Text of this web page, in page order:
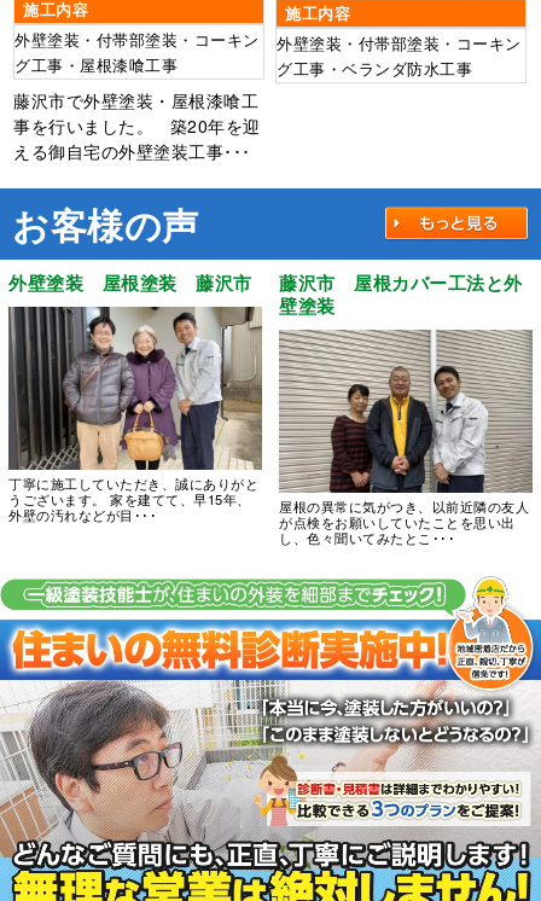
施工内容
外壁塗装・付帯部塗装・コーキン
グ工事・屋根漆喰工事
藤沢市で外壁塗装・屋根漆喰工
事を行いました。 築20年を迎
える御自宅の外壁塗装工事･･･
施工内容
外壁塗装・付帯部塗装・コーキン
グ工事・ベランダ防水工事
お客様の声
外壁塗装 屋根塗装 藤沢市
丁寧に施工していただき、誠にありがと
うございます。 家を建てて、早15年、
外壁の汚れなどが目･･･
藤沢市 屋根カバー工法と外
壁塗装
屋根の異常に気がつき、以前近隣の友人
が点検をお願いしていたことを思い出
し、色々聞いてみたとこ･･･